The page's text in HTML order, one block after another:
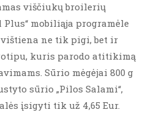
viščiukų broilerių
mobiliąja programėle
vištiena ne tik pigi, bet ir
kuris parodo atitikimą
Sūrio mėgėjai 800 g
sūrio „Pilos Salami“,
įsigyti tik už 4,65 Eur.